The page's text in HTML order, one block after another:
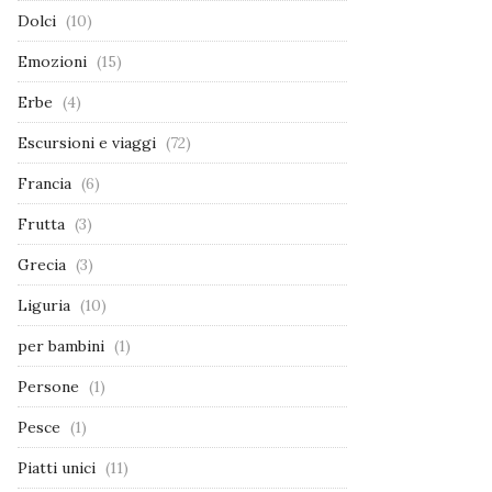
Dolci (10)
Emozioni (15)
Erbe (4)
Escursioni e viaggi (72)
Francia (6)
Frutta (3)
Grecia (3)
Liguria (10)
per bambini (1)
Persone (1)
Pesce (1)
Piatti unici (11)